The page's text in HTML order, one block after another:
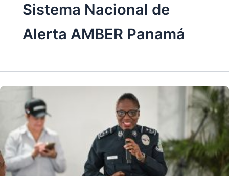
Sistema Nacional de
Alerta AMBER Panamá